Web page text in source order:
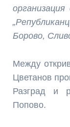
Борово,
Между
Цветанов
Разград и
Попово.